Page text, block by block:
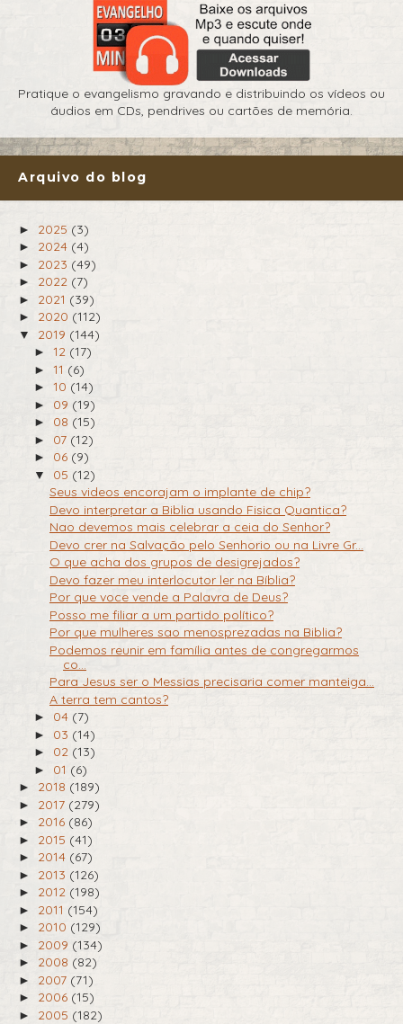
Pratique o evangelismo gravando e distribuindo os vídeos ou
áudios em CDs, pendrives ou cartões de memória.
Arquivo do blog
► 2025 (3)
► 2024 (4)
► 2023 (49)
► 2022 (7)
► 2021 (39)
► 2020 (112)
▼ 2019 (144)
► 12 (17)
► 11 (6)
► 10 (14)
► 09 (19)
► 08 (15)
► 07 (12)
► 06 (9)
▼ 05 (12)
Seus videos encorajam o implante de chip?
Devo interpretar a Biblia usando Fisica Quantica?
Nao devemos mais celebrar a ceia do Senhor?
Devo crer na Salvação pelo Senhorio ou na Livre Gr...
O que acha dos grupos de desigrejados?
Devo fazer meu interlocutor ler na Bíblia?
Por que voce vende a Palavra de Deus?
Posso me filiar a um partido político?
Por que mulheres sao menosprezadas na Biblia?
Podemos reunir em família antes de congregarmos
co...
Para Jesus ser o Messias precisaria comer manteiga...
A terra tem cantos?
► 04 (7)
► 03 (14)
► 02 (13)
► 01 (6)
► 2018 (189)
► 2017 (279)
► 2016 (86)
► 2015 (41)
► 2014 (67)
► 2013 (126)
► 2012 (198)
► 2011 (154)
► 2010 (129)
► 2009 (134)
► 2008 (82)
► 2007 (71)
► 2006 (15)
► 2005 (182)